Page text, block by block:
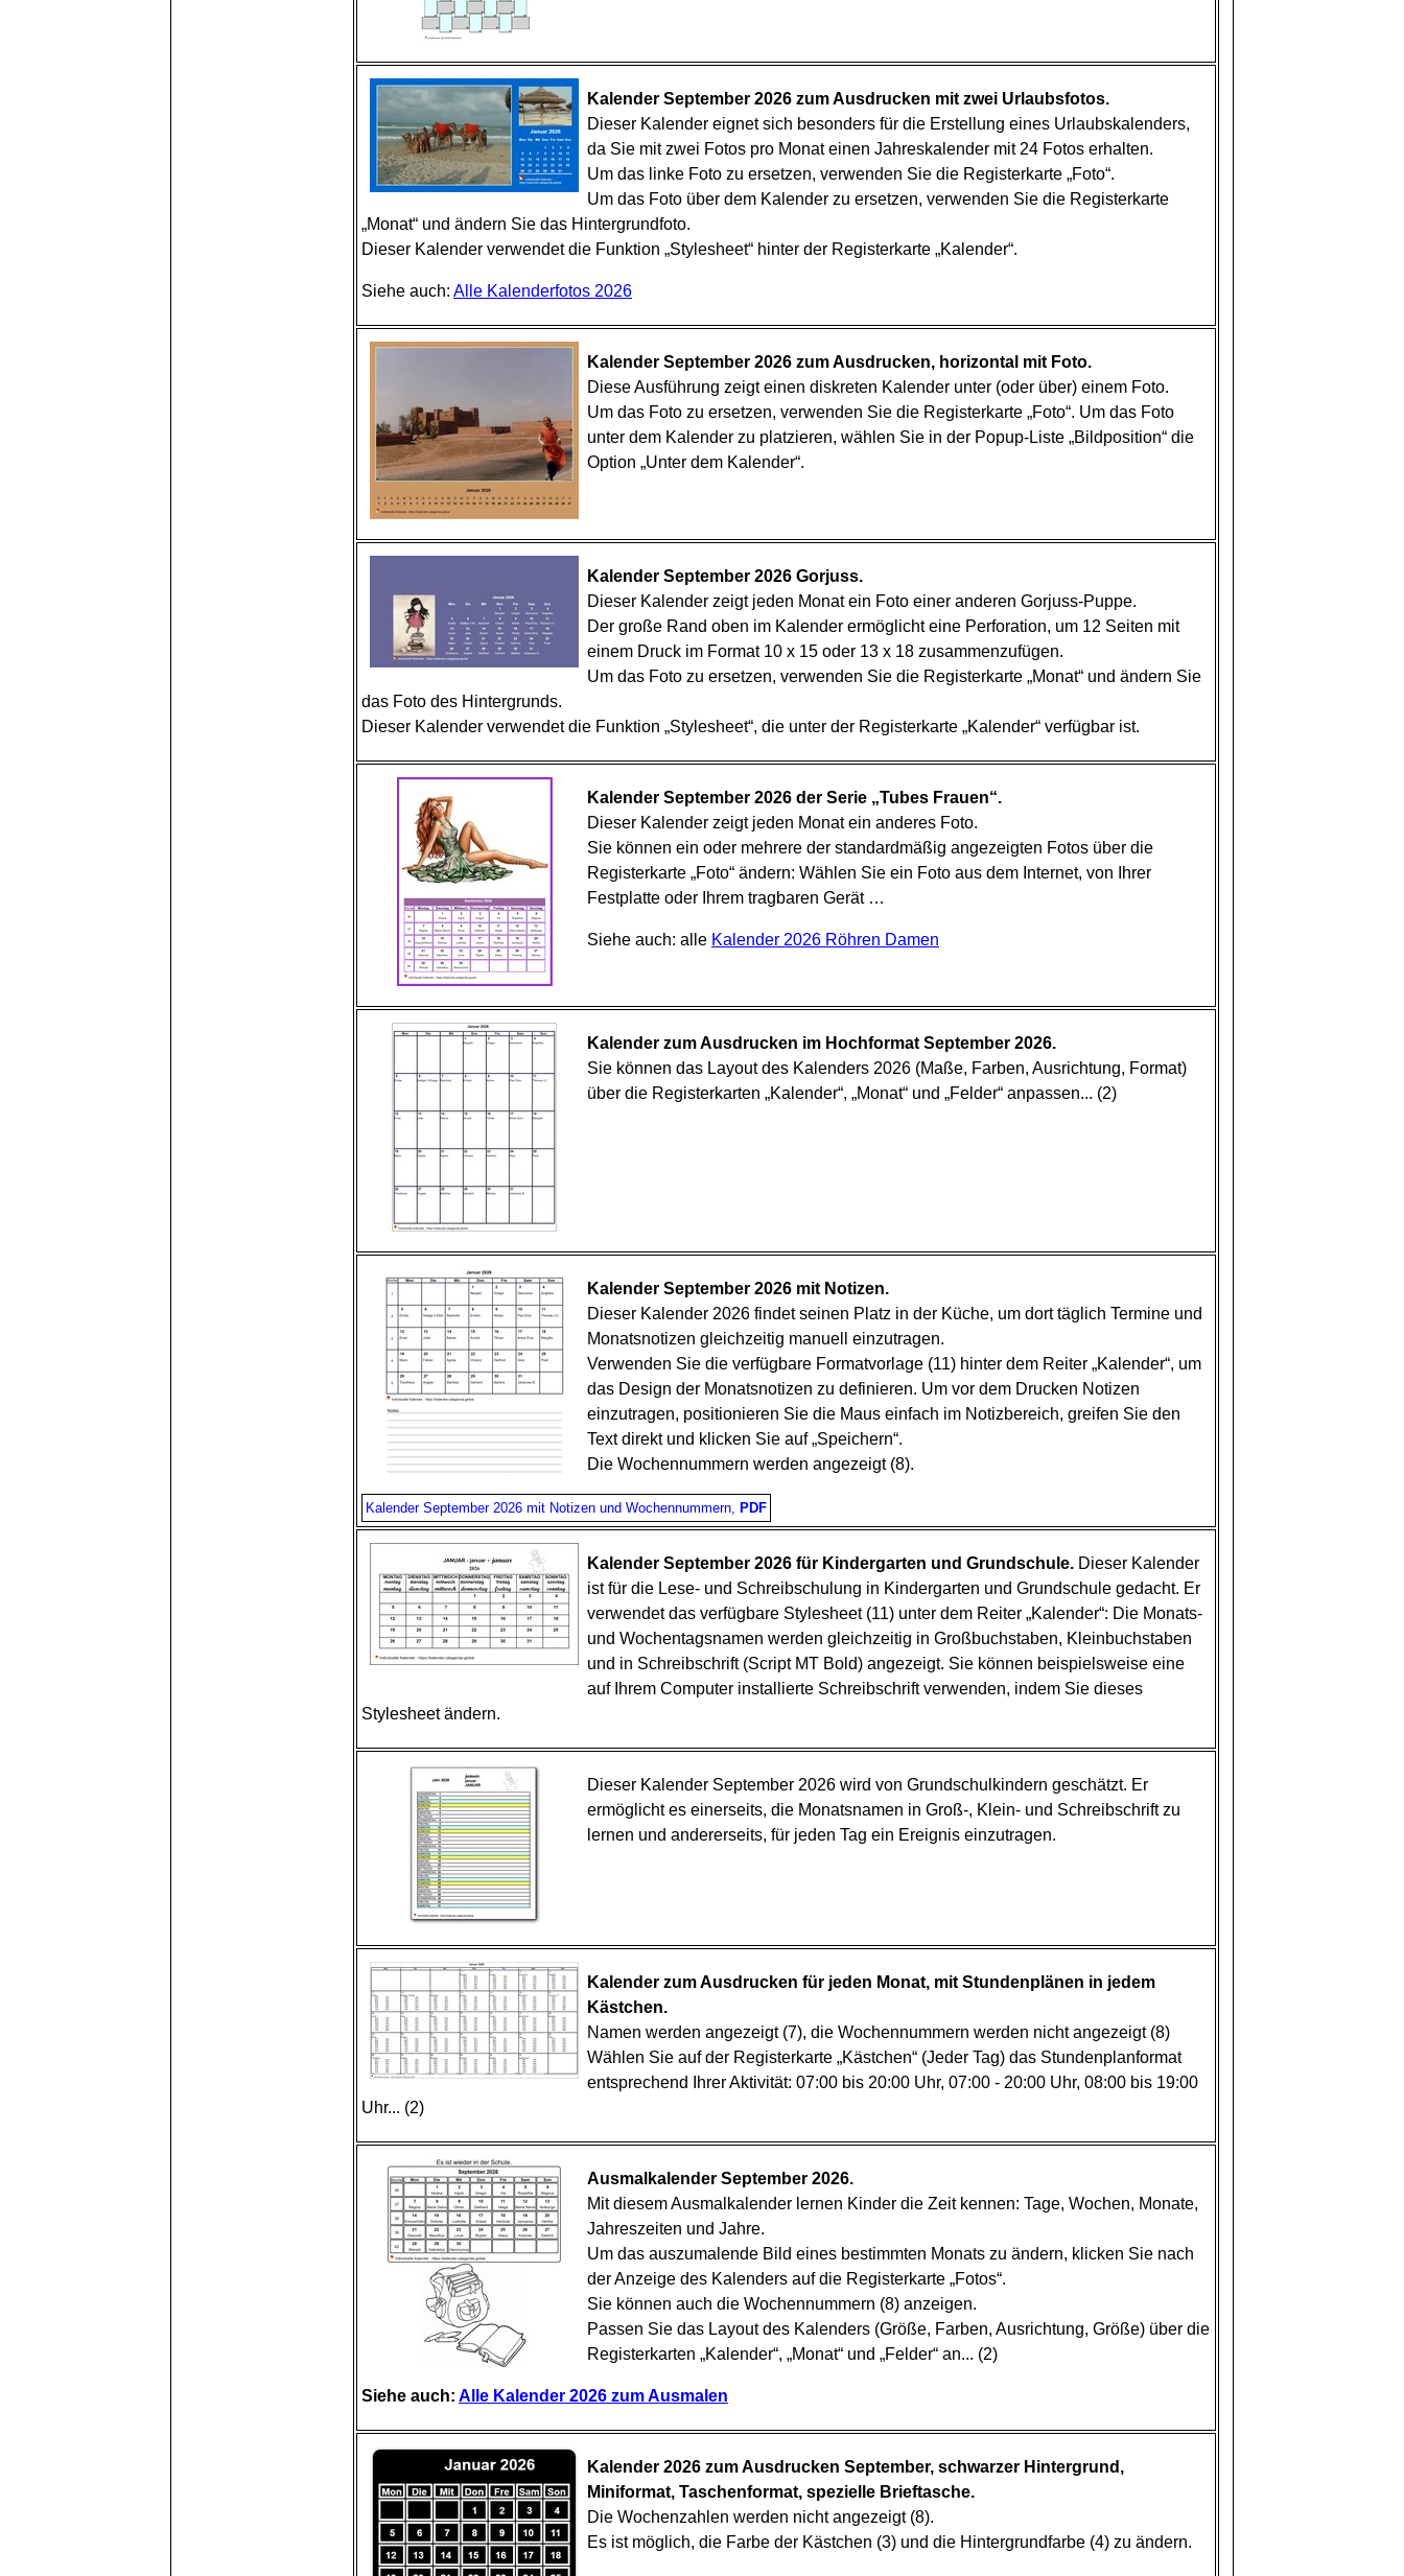
Kalender September 2026 zum Ausdrucken mit zwei Urlaubsfotos.
Dieser Kalender eignet sich besonders für die Erstellung eines Urlaubskalenders,
da Sie mit zwei Fotos pro Monat einen Jahreskalender mit 24 Fotos erhalten.
Um das linke Foto zu ersetzen, verwenden Sie die Registerkarte „Foto“.
Um das Foto über dem Kalender zu ersetzen, verwenden Sie die Registerkarte
„Monat“ und ändern Sie das Hintergrundfoto.
Dieser Kalender verwendet die Funktion „Stylesheet“ hinter der Registerkarte „Kalender“.
Siehe auch: Alle Kalenderfotos 2026
Kalender September 2026 zum Ausdrucken, horizontal mit Foto.
Diese Ausführung zeigt einen diskreten Kalender unter (oder über) einem Foto.
Um das Foto zu ersetzen, verwenden Sie die Registerkarte „Foto“. Um das Foto
unter dem Kalender zu platzieren, wählen Sie in der Popup-Liste „Bildposition“ die
Option „Unter dem Kalender“.
Kalender September 2026 Gorjuss.
Dieser Kalender zeigt jeden Monat ein Foto einer anderen Gorjuss-Puppe.
Der große Rand oben im Kalender ermöglicht eine Perforation, um 12 Seiten mit
einem Druck im Format 10 x 15 oder 13 x 18 zusammenzufügen.
Um das Foto zu ersetzen, verwenden Sie die Registerkarte „Monat“ und ändern Sie
das Foto des Hintergrunds.
Dieser Kalender verwendet die Funktion „Stylesheet“, die unter der Registerkarte „Kalender“ verfügbar ist.
Kalender September 2026 der Serie „Tubes Frauen“.
Dieser Kalender zeigt jeden Monat ein anderes Foto.
Sie können ein oder mehrere der standardmäßig angezeigten Fotos über die
Registerkarte „Foto“ ändern: Wählen Sie ein Foto aus dem Internet, von Ihrer
Festplatte oder Ihrem tragbaren Gerät …
Siehe auch: alle Kalender 2026 Röhren Damen
Kalender zum Ausdrucken im Hochformat September 2026.
Sie können das Layout des Kalenders 2026 (Maße, Farben, Ausrichtung, Format)
über die Registerkarten „Kalender“, „Monat“ und „Felder“ anpassen... (2)
Kalender September 2026 mit Notizen.
Dieser Kalender 2026 findet seinen Platz in der Küche, um dort täglich Termine und
Monatsnotizen gleichzeitig manuell einzutragen.
Verwenden Sie die verfügbare Formatvorlage (11) hinter dem Reiter „Kalender“, um
das Design der Monatsnotizen zu definieren. Um vor dem Drucken Notizen
einzutragen, positionieren Sie die Maus einfach im Notizbereich, greifen Sie den
Text direkt und klicken Sie auf „Speichern“.
Die Wochennummern werden angezeigt (8).
Kalender September 2026 mit Notizen und Wochennummern, PDF
Kalender September 2026 für Kindergarten und Grundschule. Dieser Kalender
ist für die Lese- und Schreibschulung in Kindergarten und Grundschule gedacht. Er
verwendet das verfügbare Stylesheet (11) unter dem Reiter „Kalender“: Die Monats-
und Wochentagsnamen werden gleichzeitig in Großbuchstaben, Kleinbuchstaben
und in Schreibschrift (Script MT Bold) angezeigt. Sie können beispielsweise eine
auf Ihrem Computer installierte Schreibschrift verwenden, indem Sie dieses
Stylesheet ändern.
Dieser Kalender September 2026 wird von Grundschulkindern geschätzt. Er
ermöglicht es einerseits, die Monatsnamen in Groß-, Klein- und Schreibschrift zu
lernen und andererseits, für jeden Tag ein Ereignis einzutragen.
Kalender zum Ausdrucken für jeden Monat, mit Stundenplänen in jedem
Kästchen.
Namen werden angezeigt (7), die Wochennummern werden nicht angezeigt (8)
Wählen Sie auf der Registerkarte „Kästchen“ (Jeder Tag) das Stundenplanformat
entsprechend Ihrer Aktivität: 07:00 bis 20:00 Uhr, 07:00 - 20:00 Uhr, 08:00 bis 19:00
Uhr... (2)
Ausmalkalender September 2026.
Mit diesem Ausmalkalender lernen Kinder die Zeit kennen: Tage, Wochen, Monate,
Jahreszeiten und Jahre.
Um das auszumalende Bild eines bestimmten Monats zu ändern, klicken Sie nach
der Anzeige des Kalenders auf die Registerkarte „Fotos“.
Sie können auch die Wochennummern (8) anzeigen.
Passen Sie das Layout des Kalenders (Größe, Farben, Ausrichtung, Größe) über die
Registerkarten „Kalender“, „Monat“ und „Felder“ an... (2)
Siehe auch: Alle Kalender 2026 zum Ausmalen
Kalender 2026 zum Ausdrucken September, schwarzer Hintergrund,
Miniformat, Taschenformat, spezielle Brieftasche.
Die Wochenzahlen werden nicht angezeigt (8).
Es ist möglich, die Farbe der Kästchen (3) und die Hintergrundfarbe (4) zu ändern.